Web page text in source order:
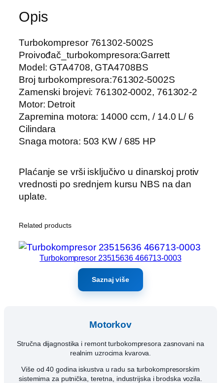
Opis
Turbokompresor 761302-5002S
Proivođač_turbokompresora:Garrett
Model: GTA4708, GTA4708BS
Broj turbokompresora:761302-5002S
Zamenski brojevi: 761302-0002, 761302-2
Motor: Detroit
Zapremina motora: 14000 ccm, / 14.0 L/ 6
Cilindara
Snaga motora: 503 KW / 685 HP
Plaćanje se vrši isključivo u dinarskoj protiv
vrednosti po srednjem kursu NBS na dan
uplate.
Related products
Turbokompresor 23515636 466713-0003
Saznaj više
Motorkov
Stručna dijagnostika i remont turbokompresora zasnovani na
realnim uzrocima kvarova.
Više od 40 godina iskustva u radu sa turbokompresorskim
sistemima za putnička, teretna, industrijska i brodska vozila.